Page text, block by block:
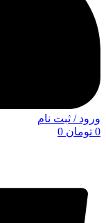
ورود / ثبت نام
0 تومان 0